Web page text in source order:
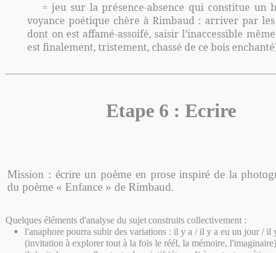
= jeu sur la présence-absence qui constitue un
voyance poétique chère à Rimbaud : arriver par les
dont on est affamé-assoifé, saisir l’inaccessible
est finalement, tristement, chassé de ce bois
Etape 6 : Ecrire
Mission : écrire un poème en prose inspiré de la
du poème « Enfance » de Rimbaud.
Quelques éléments d'analyse du sujetconstruits collectivement :
l'anaphore pourra subir des variations : il y a / il y a eu un jour / il
(invitation à explorer tout à la fois le réél, la mémoire, l'imaginaire)